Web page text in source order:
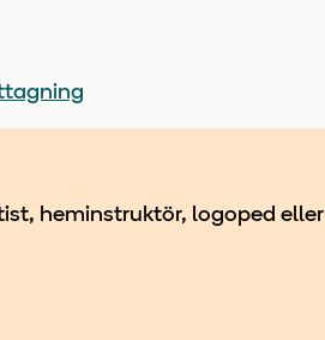
heminstruktör, logoped eller